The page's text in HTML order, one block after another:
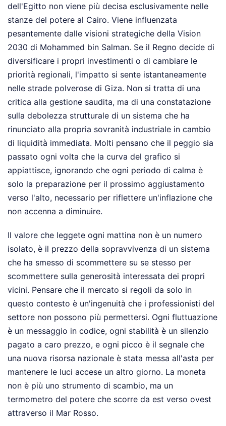
dell'Egitto non viene più decisa esclusivamente nelle
stanze del potere al Cairo. Viene influenzata
pesantemente dalle visioni strategiche della Vision
2030 di Mohammed bin Salman. Se il Regno decide di
diversificare i propri investimenti o di cambiare le
priorità regionali, l'impatto si sente istantaneamente
nelle strade polverose di Giza. Non si tratta di una
critica alla gestione saudita, ma di una constatazione
sulla debolezza strutturale di un sistema che ha
rinunciato alla propria sovranità industriale in cambio
di liquidità immediata. Molti pensano che il peggio sia
passato ogni volta che la curva del grafico si
appiattisce, ignorando che ogni periodo di calma è
solo la preparazione per il prossimo aggiustamento
verso l'alto, necessario per riflettere un'inflazione che
non accenna a diminuire.
Il valore che leggete ogni mattina non è un numero
isolato, è il prezzo della sopravvivenza di un sistema
che ha smesso di scommettere su se stesso per
scommettere sulla generosità interessata dei propri
vicini. Pensare che il mercato si regoli da solo in
questo contesto è un'ingenuità che i professionisti del
settore non possono più permettersi. Ogni fluttuazione
è un messaggio in codice, ogni stabilità è un silenzio
pagato a caro prezzo, e ogni picco è il segnale che
una nuova risorsa nazionale è stata messa all'asta per
mantenere le luci accese un altro giorno. La moneta
non è più uno strumento di scambio, ma un
termometro del potere che scorre da est verso ovest
attraverso il Mar Rosso.